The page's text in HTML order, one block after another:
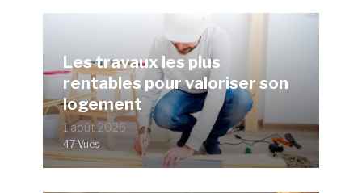
Les travaux les plus
rentables pour valoriser son
logement
1 août 2026
47 Vues